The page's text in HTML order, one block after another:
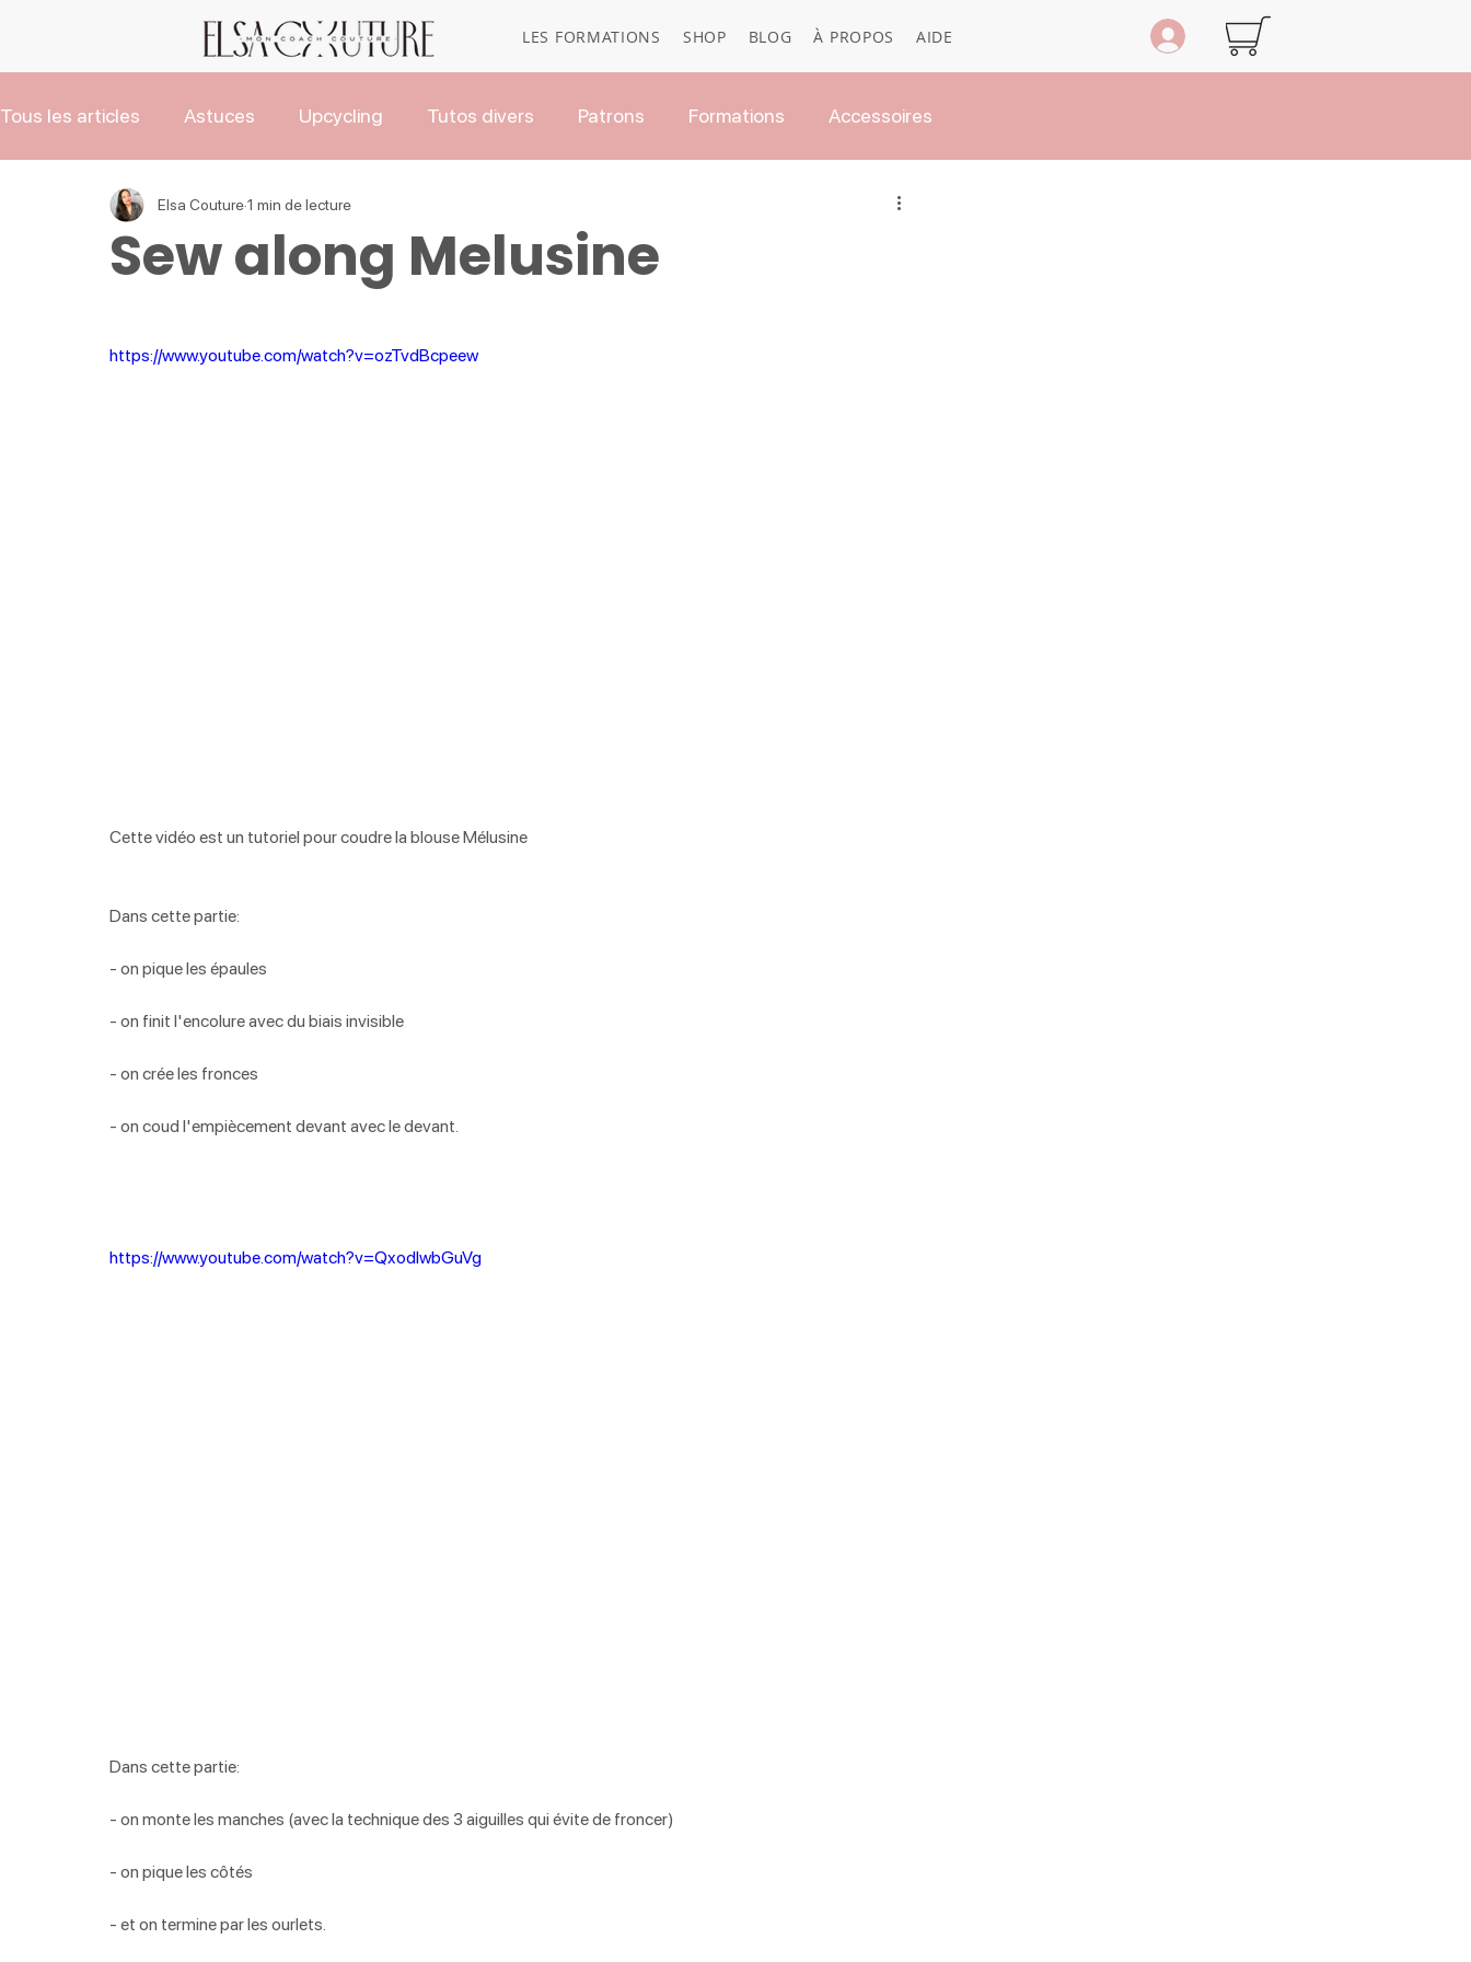
LES FORMATIONS SHOP BLOG À PROPOS AIDE
Tous les articles Astuces Upcycling Tutos divers Patrons Formations Accessoires
Les Tutos de Noël Actus
Sew along Melusine
Elsa Couture1 min de lecture
https://www.youtube.com/watch?v=ozTvdBcpeew
Cette vidéo est un tutoriel pour coudre la blouse Mélusine
Dans cette partie:
- on pique les épaules
- on finit l'encolure avec du biais invisible
- on crée les fronces
- on coud l'empiècement devant avec le devant.
https://www.youtube.com/watch?v=QxodlwbGuVg
Dans cette partie:
- on monte les manches (avec la technique des 3 aiguilles qui évite de froncer)
- on pique les côtés
- et on termine par les ourlets.